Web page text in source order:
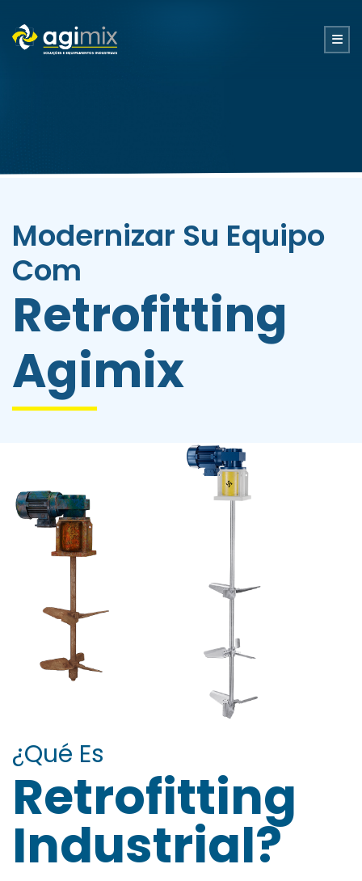
Modernizar Su Equipo
Com
Retrofitting
Agimix
¿Qué Es
Retrofitting
Industrial?